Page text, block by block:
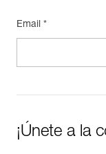
Email *
¡Únete a la